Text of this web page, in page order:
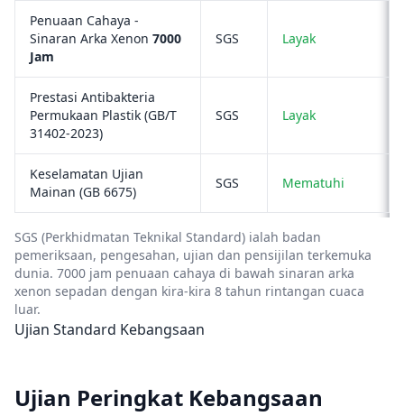
Penuaan Cahaya -
Sinaran Arka Xenon 7000
Jam
SGS Layak
Prestasi Antibakteria
Permukaan Plastik (GB/T
31402-2023)
SGS Layak
Keselamatan Ujian
Mainan (GB 6675)
SGS Mematuhi
SGS (Perkhidmatan Teknikal Standard) ialah badan
pemeriksaan, pengesahan, ujian dan pensijilan terkemuka
dunia. 7000 jam penuaan cahaya di bawah sinaran arka
xenon sepadan dengan kira-kira 8 tahun rintangan cuaca
luar.
Ujian Standard Kebangsaan
Ujian Peringkat Kebangsaan